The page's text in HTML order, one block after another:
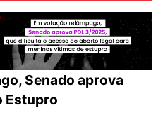
Senado aprova
Estupro